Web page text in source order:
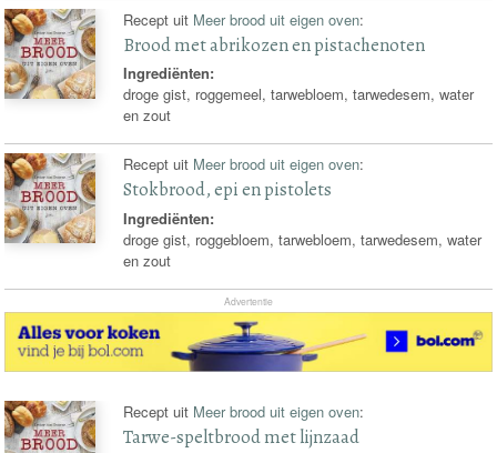
Recept uit Meer brood uit eigen oven:
Brood met abrikozen en pistachenoten
Ingrediënten:
droge gist, roggemeel, tarwebloem, tarwedesem, water
en zout
Recept uit Meer brood uit eigen oven:
Stokbrood, epi en pistolets
Ingrediënten:
droge gist, roggebloem, tarwebloem, tarwedesem, water
en zout
Advertentie
Recept uit Meer brood uit eigen oven:
Tarwe-speltbrood met lijnzaad